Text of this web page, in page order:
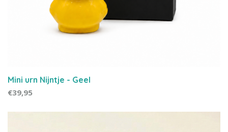
Mini urn Nijntje - Geel
€39,95